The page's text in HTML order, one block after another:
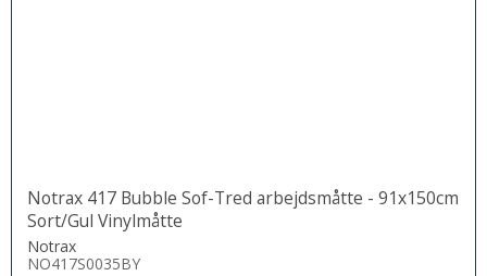
Notrax 417 Bubble Sof-Tred arbejdsmåtte - 91x150cm
Sort/Gul Vinylmåtte
Notrax
NO417S0035BY